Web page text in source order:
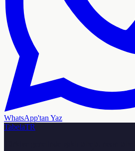
WhatsApp'tan Yaz
TabelaTR